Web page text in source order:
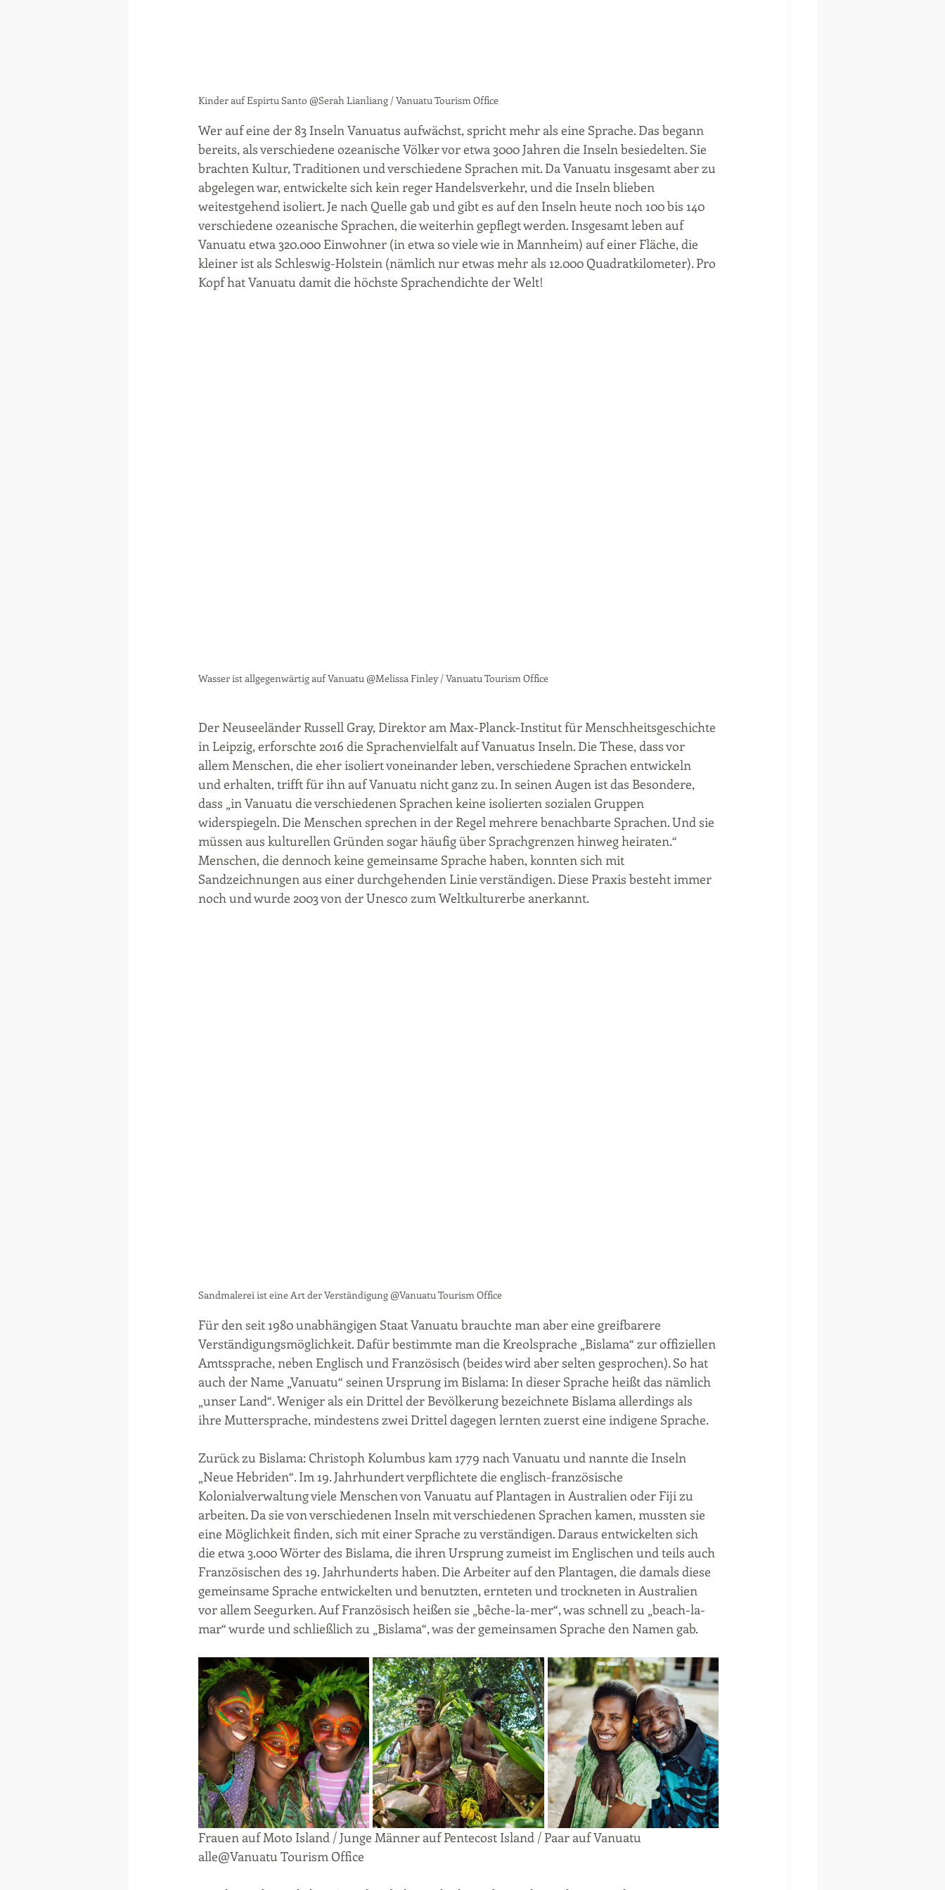
Kinder auf Espirtu Santo @Serah Lianliang / Vanuatu Tourism Office
Wer auf eine der 83 Inseln Vanuatus aufwächst, spricht mehr als eine Sprache. Das begann
bereits, als verschiedene ozeanische Völker vor etwa 3000 Jahren die Inseln besiedelten. Sie
brachten Kultur, Traditionen und verschiedene Sprachen mit. Da Vanuatu insgesamt aber zu
abgelegen war, entwickelte sich kein reger Handelsverkehr, und die Inseln blieben
weitestgehend isoliert. Je nach Quelle gab und gibt es auf den Inseln heute noch 100 bis 140
verschiedene ozeanische Sprachen, die weiterhin gepflegt werden. Insgesamt leben auf
Vanuatu etwa 320.000 Einwohner (in etwa so viele wie in Mannheim) auf einer Fläche, die
kleiner ist als Schleswig-Holstein (nämlich nur etwas mehr als 12.000 Quadratkilometer). Pro
Kopf hat Vanuatu damit die höchste Sprachendichte der Welt!
Wasser ist allgegenwärtig auf Vanuatu @Melissa Finley / Vanuatu Tourism Office
Der Neuseeländer Russell Gray, Direktor am Max-Planck-Institut für Menschheitsgeschichte
in Leipzig, erforschte 2016 die Sprachenvielfalt auf Vanuatus Inseln. Die These, dass vor
allem Menschen, die eher isoliert voneinander leben, verschiedene Sprachen entwickeln
und erhalten, trifft für ihn auf Vanuatu nicht ganz zu. In seinen Augen ist das Besondere,
dass „in Vanuatu die verschiedenen Sprachen keine isolierten sozialen Gruppen
widerspiegeln. Die Menschen sprechen in der Regel mehrere benachbarte Sprachen. Und sie
müssen aus kulturellen Gründen sogar häufig über Sprachgrenzen hinweg heiraten.“
Menschen, die dennoch keine gemeinsame Sprache haben, konnten sich mit
Sandzeichnungen aus einer durchgehenden Linie verständigen. Diese Praxis besteht immer
noch und wurde 2003 von der Unesco zum Weltkulturerbe anerkannt.
Sandmalerei ist eine Art der Verständigung @Vanuatu Tourism Office
Für den seit 1980 unabhängigen Staat Vanuatu brauchte man aber eine greifbarere
Verständigungsmöglichkeit. Dafür bestimmte man die Kreolsprache „Bislama“ zur offiziellen
Amtssprache, neben Englisch und Französisch (beides wird aber selten gesprochen). So hat
auch der Name „Vanuatu“ seinen Ursprung im Bislama: In dieser Sprache heißt das nämlich
„unser Land“. Weniger als ein Drittel der Bevölkerung bezeichnete Bislama allerdings als
ihre Muttersprache, mindestens zwei Drittel dagegen lernten zuerst eine indigene Sprache.
Zurück zu Bislama: Christoph Kolumbus kam 1779 nach Vanuatu und nannte die Inseln
„Neue Hebriden“. Im 19. Jahrhundert verpflichtete die englisch-französische
Kolonialverwaltung viele Menschen von Vanuatu auf Plantagen in Australien oder Fiji zu
arbeiten. Da sie von verschiedenen Inseln mit verschiedenen Sprachen kamen, mussten sie
eine Möglichkeit finden, sich mit einer Sprache zu verständigen. Daraus entwickelten sich
die etwa 3.000 Wörter des Bislama, die ihren Ursprung zumeist im Englischen und teils auch
Französischen des 19. Jahrhunderts haben. Die Arbeiter auf den Plantagen, die damals diese
gemeinsame Sprache entwickelten und benutzten, ernteten und trockneten in Australien
vor allem Seegurken. Auf Französisch heißen sie „bêche-la-mer“, was schnell zu „beach-la-
mar“ wurde und schließlich zu „Bislama“, was der gemeinsamen Sprache den Namen gab.
Frauen auf Moto Island / Junge Männer auf Pentecost Island / Paar auf Vanuatu
alle@Vanuatu Tourism Office